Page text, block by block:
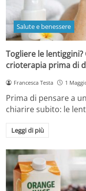
Salute e benessere
Togliere le lentiggini?
crioterapia prima di
Francesca Testa 1
Prima di pensare a
chiarire subito: le
Leggi di più